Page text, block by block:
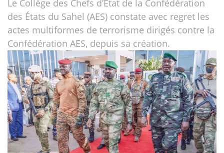
Le Collège des Chefs d’État de la Confédération
des États du Sahel (AES) constate avec regret les
actes multiformes de terrorisme dirigés contre la
Confédération AES, depuis sa création.